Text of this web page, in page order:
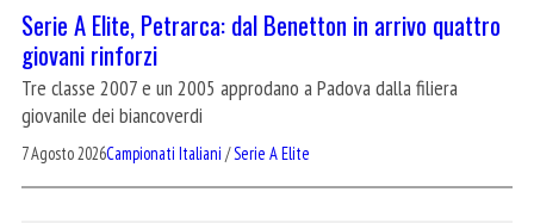
Serie A Elite, Petrarca: dal Benetton in arrivo quattro
giovani rinforzi
Tre classe 2007 e un 2005 approdano a Padova dalla filiera
giovanile dei biancoverdi
7 Agosto 2026Campionati Italiani /Serie A Elite